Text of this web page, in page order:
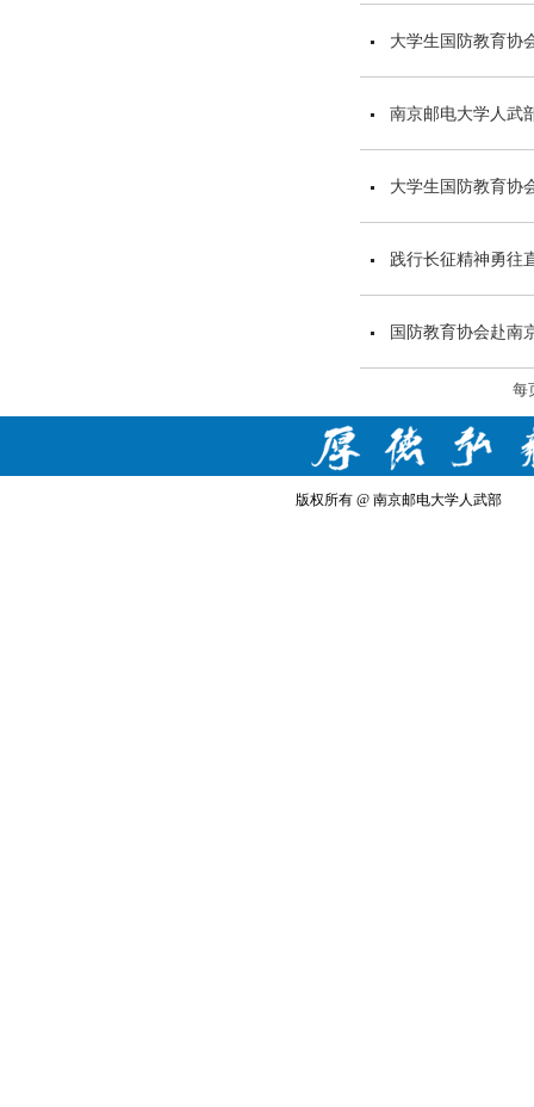
大学生国防教育协
南京邮电大学人武
大学生国防教育协
践行长征精神勇
国防教育协会赴南
每
版权所有 @ 南京邮电大学人武